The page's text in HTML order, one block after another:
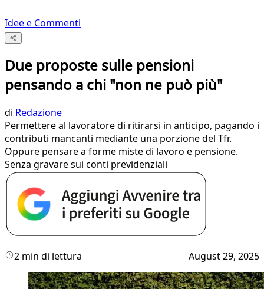
Idee e Commenti
Due proposte sulle pensioni
pensando a chi "non ne può più"
di Redazione
Permettere al lavoratore di ritirarsi in anticipo, pagando i
contributi mancanti mediante una porzione del Tfr.
Oppure pensare a forme miste di lavoro e pensione.
Senza gravare sui conti previdenziali
2 min di lettura August 29, 2025